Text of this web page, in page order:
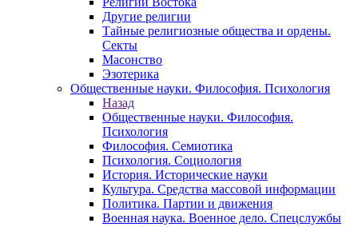
Другие религии
Тайные религиозные общества и ордены.
Секты
Масонство
Эзотерика
Общественные науки. Философия. Психология
Назад
Общественные науки. Философия.
Психология
Философия. Семиотика
Психология. Социология
История. Исторические науки
Культура. Средства массовой информации
Политика. Партии и движения
Военная наука. Военное дело. Спецслужбы